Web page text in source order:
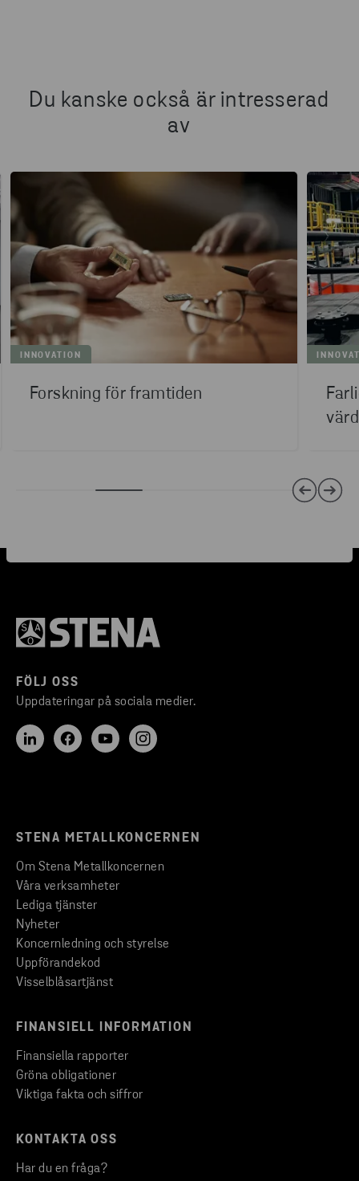
Du kanske också är intresserad
av
INNOVATION
Forskning för framtiden
FÖLJ OSS
Uppdateringar på sociala medier.
STENA METALLKONCERNEN
Om Stena Metallkoncernen
Våra verksamheter
Lediga tjänster
Nyheter
Koncernledning och styrelse
Uppförandekod
Visselblåsartjänst
FINANSIELL INFORMATION
Finansiella rapporter
Gröna obligationer
Viktiga fakta och siffror
KONTAKTA OSS
Har du en fråga?